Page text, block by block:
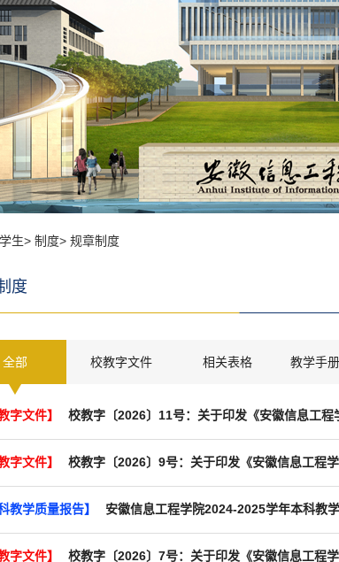
学生> 制度> 规章制度
度
全部 校教字文件 相关表格 教学手
字文件】
字文件】 校教字〔2026〕9号：关于印发《安徽信息工程
教学质量报告】 安徽信息工程学院2024-2025学年本科教
字文件】 校教字〔2026〕7号：关于印发《安徽信息工程